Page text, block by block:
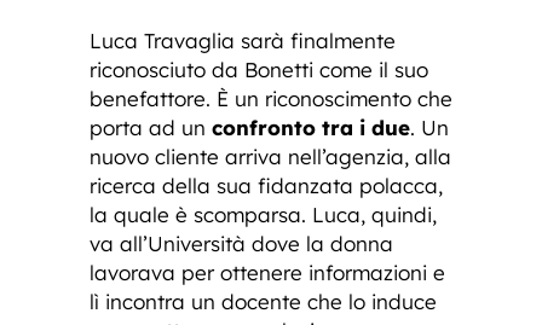
Luca Travaglia sarà finalmente
riconosciuto da Bonetti come il suo
benefattore. È un riconoscimento che
porta ad un confronto tra i due. Un
nuovo cliente arriva nell’agenzia, alla
ricerca della sua fidanzata polacca,
la quale è scomparsa. Luca, quindi,
va all’Università dove la donna
lavorava per ottenere informazioni e
lì incontra un docente che lo induce